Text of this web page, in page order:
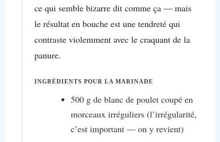
ce qui semble bizarre dit comme ça — mais
le résultat en bouche est une tendreté qui
contraste violemment avec le craquant de la
panure.
INGRÉDIENTS POUR LA MARINADE
500 g de blanc de poulet coupé en
morceaux irréguliers (l’irrégularité,
c’est important — on y revient)